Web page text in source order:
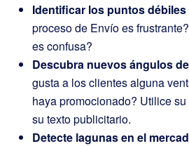
Identificar los puntos
proceso de Envío es
es confusa?
Descubra nuevos ángulos
gusta a los clientes alguna
haya promocionado? Utilice
su texto publicitario.
Detecte lagunas en el